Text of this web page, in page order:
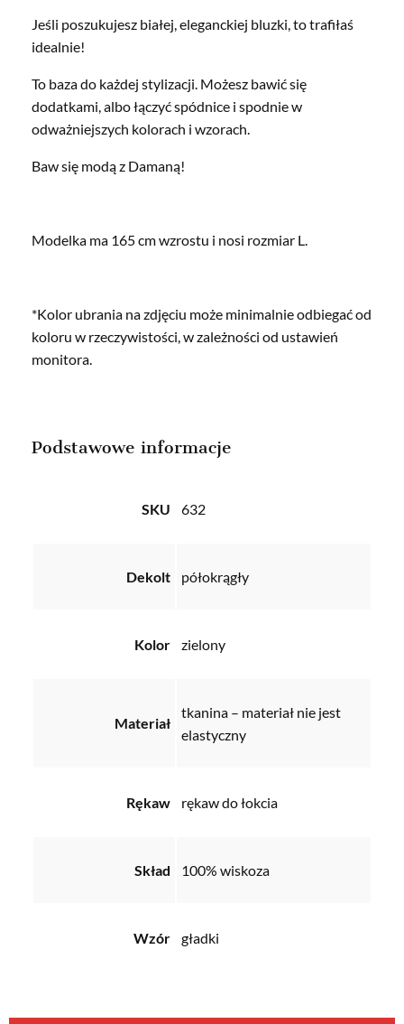
Jeśli poszukujesz białej, eleganckiej bluzki, to trafiłaś
idealnie!
To baza do każdej stylizacji. Możesz bawić się
dodatkami, albo łączyć spódnice i spodnie w
odważniejszych kolorach i wzorach.
Baw się modą z Damaną!
Modelka ma 165 cm wzrostu i nosi rozmiar L.
*Kolor ubrania na zdjęciu może minimalnie odbiegać od
koloru w rzeczywistości, w zależności od ustawień
monitora.
Podstawowe informacje
SKU 632
Dekolt półokrągły
Kolor zielony
Materiał
tkanina – materiał nie jest
elastyczny
Rękaw rękaw do łokcia
Skład 100% wiskoza
Wzór gładki